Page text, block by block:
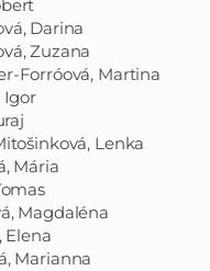
Darina
Zuzana
Forróová, Martina
Igor
Lenka
Mária
Magdaléna
Elena
Marianna